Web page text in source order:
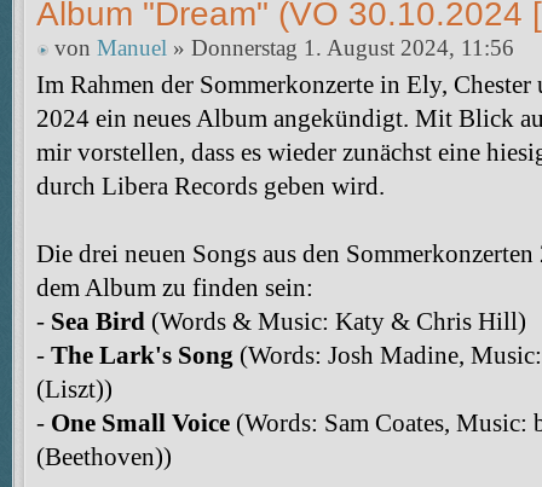
Album "Dream" (VÖ 30.10.2024
von Manuel » Donnerstag 1. August 2024, 11:56
Im Rahmen der Sommerkonzerte in Ely,
2024 ein neues Album angekündigt. Mit Blick
mir vorstellen, dass es wieder zunächst eine
durch Libera Records geben wird.
Die drei neuen Songs aus den
dem Album zu finden sein:
- Sea Bird (Words & Music: Katy & Chris Hill)
- The Lark's Song (Words: Josh Madine,
(Liszt))
- One Small Voice (Words: Sam Coates, Music:
(Beethoven))